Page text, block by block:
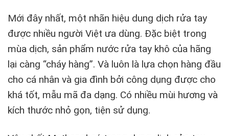
Mới đây nhất, một nhãn hiệu dung dịch rửa tay
được nhiều người Việt ưa dùng. Đặc biệt trong
mùa dịch, sản phẩm nước rửa tay khô của hãng
lại càng “cháy hàng”. Và luôn là lựa chọn hàng đầu
cho cá nhân và gia đình bởi công dụng được cho
khá tốt, mẫu mã đa dạng. Có nhiều mùi hương và
kích thước nhỏ gọn, tiện sử dụng.